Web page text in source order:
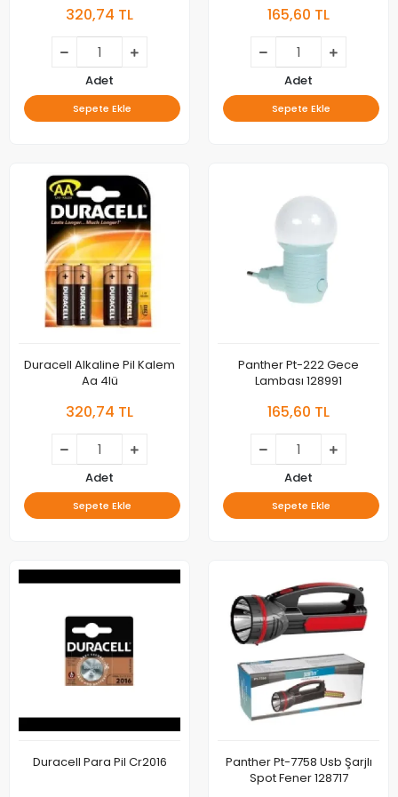
320,74 TL
Adet
Sepete Ekle
165,60 TL
Adet
Sepete Ekle
Duracell Alkaline Pil Kalem
Aa 4lü
320,74 TL
Adet
Sepete Ekle
Panther Pt-222 Gece
Lambası 128991
165,60 TL
Adet
Sepete Ekle
Duracell Para Pil Cr2016
Panther Pt-7758 Usb Şarjlı
Spot Fener 128717